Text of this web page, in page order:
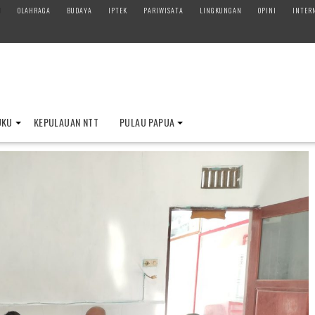
OLAHRAGA BUDAYA IPTEK PARIWISATA LINGKUNGAN OPINI
KEPULAUAN NTT PULAU PAPUA